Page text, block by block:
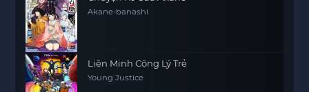
Akane-banashi
Liên Minh Công Lý Trẻ
Young Justice